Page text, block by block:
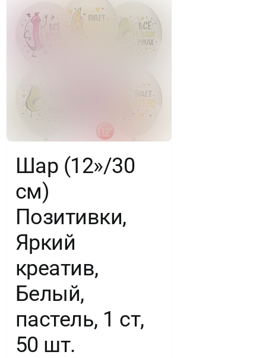
Ассорти,
шт.
Шар (12»/30
см)
Позитивки,
Яркий
креатив,
Белый,
пастель, 1 ст,
50 шт.